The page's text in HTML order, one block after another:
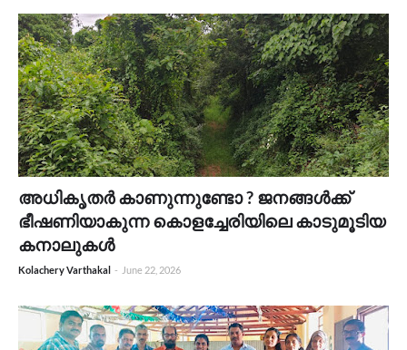
അധികൃതർ കാണുന്നുണ്ടോ ? ജനങ്ങൾക്ക്
ഭീഷണിയാകുന്ന കൊളച്ചേരിയിലെ കാടുമൂടിയ
കനാലുകൾ
Kolachery Varthakal - June 22, 2026